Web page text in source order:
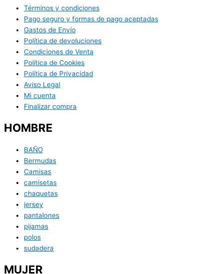
Términos y condiciones
Pago seguro y formas de pago aceptadas
Gastos de Envío
Política de devoluciones
Condiciones de Venta
Política de Cookies
Política de Privacidad
Aviso Legal
Mi cuenta
Finalizar compra
HOMBRE
BAÑO
Bermudas
Camisas
camisetas
chaquetas
jersey
pantalones
pijamas
polos
sudadera
MUJER